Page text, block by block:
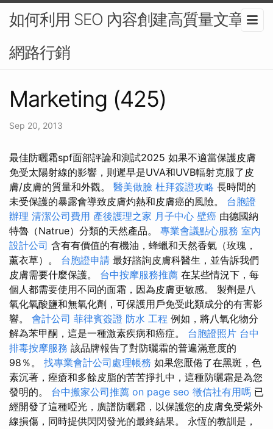
如何利用 SEO 內容創建高質量文章-
網路行銷
Marketing (425)
Sep 20, 2013
最佳防曬霜spf面部評論和測試2025 如果不適當保護皮膚
免受太陽射線的影響，則遲早是UVA和UVB輻射克服了皮
膚/皮膚的質量和外觀。 醫美做臉 杜拜簽證攻略 長時間的
未受保護的暴露會導致皮膚灼熱和皮膚癌的風險。 台胞證
辦理 清潔公司費用 產後護理之家 月子中心 壁癌 由德國納
特魯（Natrue）分類的天然產品。 專業會議點心服務 室內
設計公司 含有有價值的有機油，蜂蠟和天然香氣（玫瑰，
薰衣草）。 台胞證申請 最好諮詢皮膚科醫生，並告訴我們
皮膚需要什麼保護。 台中按摩服務推薦 在某些情況下，每
個人都需要使用不同的面霜，因為皮膚更敏感。 製劑是八
氧化氧酸鹽和無氧化劑，可保護用戶免受此類成分的有害影
響。 會計公司 菲律賓簽證 防水 工程 例如，將八氧化物分
解為苯甲酮，這是一種激素疾病和癌症。 台胞證照片 台中
排毒按摩服務 該品牌報告了對防曬霜的普遍滿意度的
98％。 找專業會計公司處理帳務 如果您厭倦了在黑斑，色
素沉著，痤瘡和多餘皮脂的苦苦掙扎中，這種防曬霜是為您
發明的。 台中搬家公司推薦 on page seo 徵信社有用嗎 已
經開發了這種啞光，廣譜防曬霜，以保護您的皮膚免受紫外
線損傷，同時提供閃閃發光的最終結果。 永恆的教訓是，